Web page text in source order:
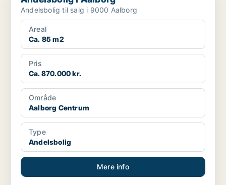
Andelsbolig til salg i 9000 Aalborg
Areal
Ca. 85 m2
Pris
Ca. 870.000 kr.
Område
Aalborg Centrum
Type
Andelsbolig
Mere info